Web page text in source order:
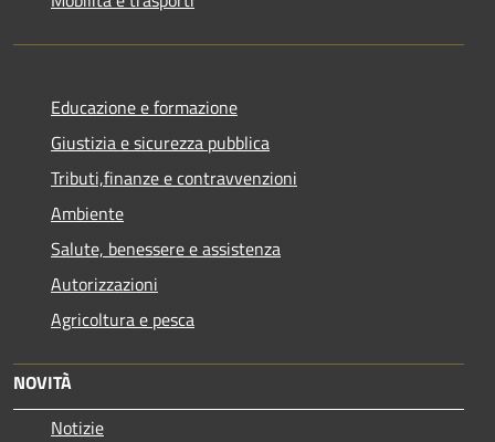
Educazione e formazione
Giustizia e sicurezza pubblica
Tributi,finanze e contravvenzioni
Ambiente
Salute, benessere e assistenza
Autorizzazioni
Agricoltura e pesca
NOVITÀ
Notizie